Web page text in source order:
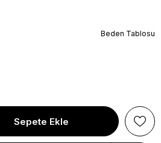
Beden Tablosu